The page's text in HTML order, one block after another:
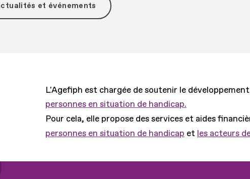
et événements
L'Agefiph est chargée de soutenir le
personnes en situation de handicap.
Pour cela, elle propose des services et aides
personnes en situation de handicap et les acteurs